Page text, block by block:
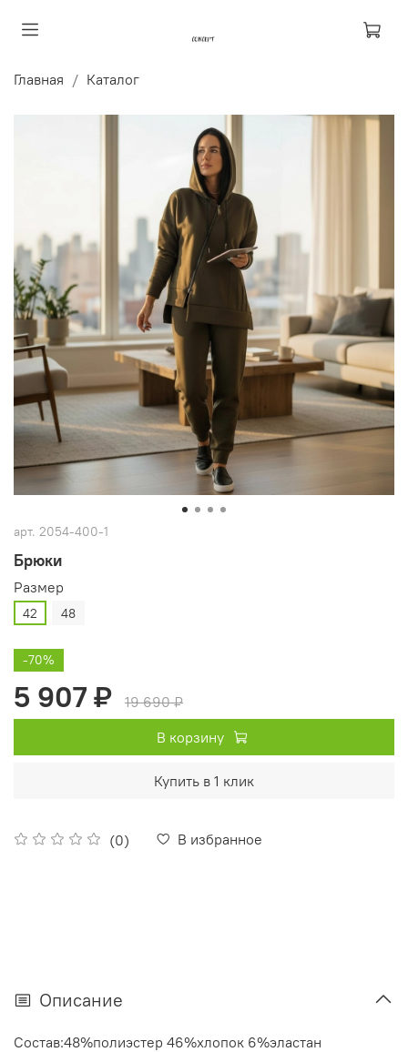
Главная Каталог
арт. 2054-400-1
Брюки
(0) В избранное
Размер
42 48
-70%
5 907 ₽
19 690 ₽
В корзину
Купить в 1 клик
Описание
Состав:48%полиэстер 46%хлопок 6%эластан